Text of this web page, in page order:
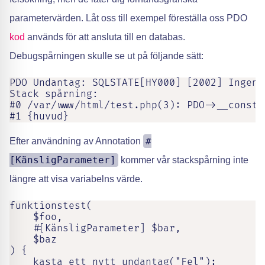
parametervärden. Låt oss till exempel föreställa oss PDO
kod används för att ansluta till en databas.
Debugspårningen skulle se ut på följande sätt:
PDO Undantag: SQLSTATE[HY000] [2002]
Stack spårning:
#0 /var/www/html/test.php(3): PDO-
#1 {huvud}
Efter användning av Annotation #
[KänsligParameter]
kommer vår stackspårning inte
längre att visa variabelns värde.
funktionstest(
    $foo,
    #[KänsligParameter] $bar,
    $baz
) {
    kasta ett nytt undantag("Fel");